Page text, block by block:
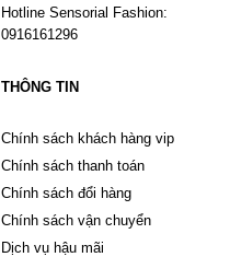
Hotline Sensorial Fashion:
0916161296
THÔNG TIN
Chính sách khách hàng vip
Chính sách thanh toán
Chính sách đổi hàng
Chính sách vận chuyển
Dịch vụ hậu mãi